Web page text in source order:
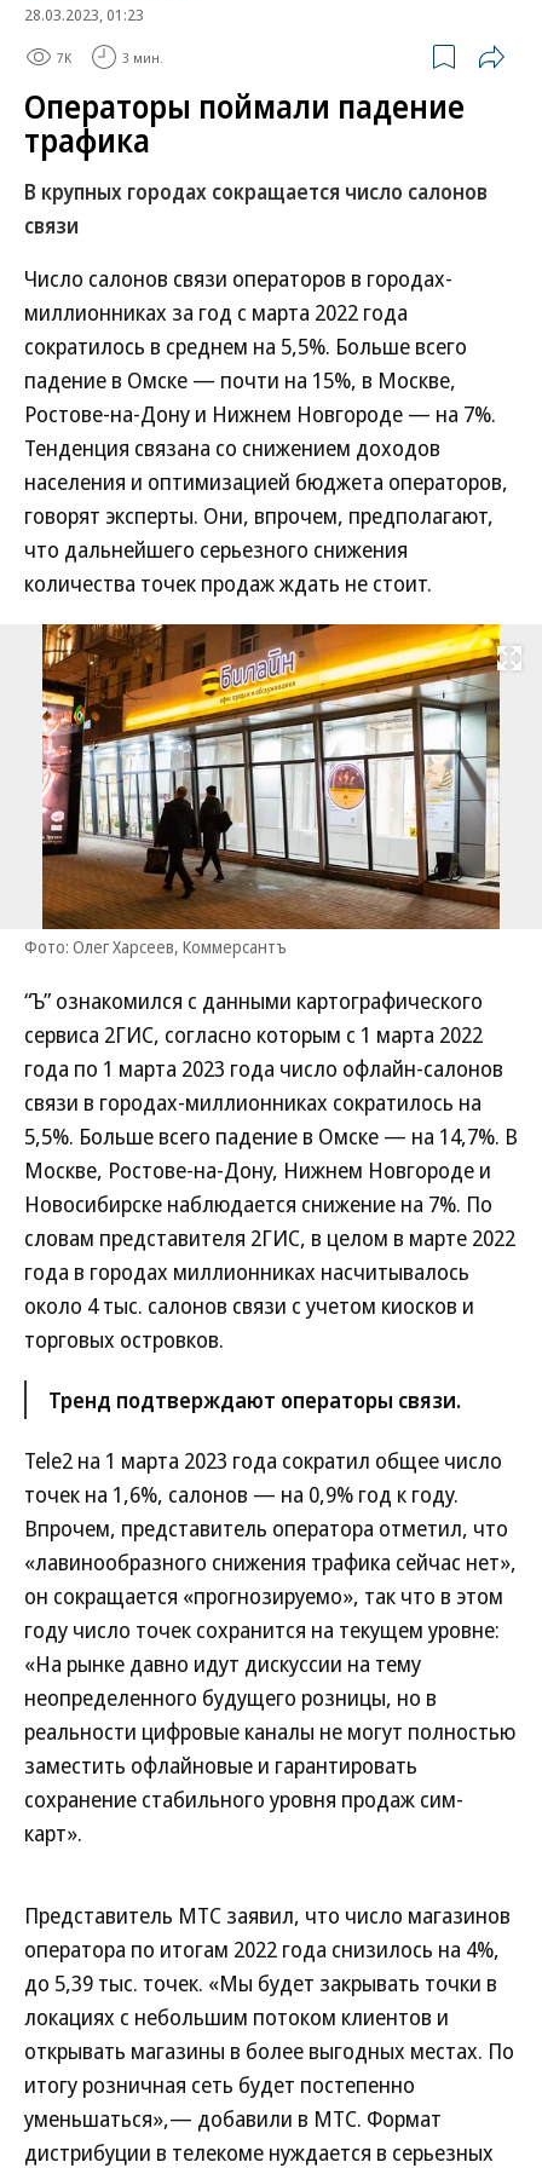
28.03.2023, 01:23
7K 3 мин.
Операторы поймали падение
трафика
В крупных городах сокращается число салонов
связи
Число салонов связи операторов в городах-
миллионниках за год с марта 2022 года
сократилось в среднем на 5,5%. Больше всего
падение в Омске — почти на 15%, в Москве,
Ростове-на-Дону и Нижнем Новгороде — на 7%.
Тенденция связана со снижением доходов
населения и оптимизацией бюджета операторов,
говорят эксперты. Они, впрочем, предполагают,
что дальнейшего серьезного снижения
количества точек продаж ждать не стоит.
Развернуть
Фото: Олег Харсеев, Коммерсантъ
“Ъ” ознакомился с данными картографического
сервиса 2ГИС, согласно которым с 1 марта 2022
года по 1 марта 2023 года число офлайн-салонов
связи в городах-миллионниках сократилось на
5,5%. Больше всего падение в Омске — на 14,7%. В
Москве, Ростове-на-Дону, Нижнем Новгороде и
Новосибирске наблюдается снижение на 7%. По
словам представителя 2ГИС, в целом в марте 2022
года в городах миллионниках насчитывалось
около 4 тыс. салонов связи с учетом киосков и
торговых островков.
Тренд подтверждают операторы связи.
Tele2 на 1 марта 2023 года сократил общее число
точек на 1,6%, салонов — на 0,9% год к году.
Впрочем, представитель оператора отметил, что
«лавинообразного снижения трафика сейчас нет»,
он сокращается «прогнозируемо», так что в этом
году число точек сохранится на текущем уровне:
«На рынке давно идут дискуссии на тему
неопределенного будущего розницы, но в
реальности цифровые каналы не могут полностью
заместить офлайновые и гарантировать
сохранение стабильного уровня продаж сим-
карт».
Представитель МТС заявил, что число магазинов
оператора по итогам 2022 года снизилось на 4%,
до 5,39 тыс. точек. «Мы будет закрывать точки в
локациях с небольшим потоком клиентов и
открывать магазины в более выгодных местах. По
итогу розничная сеть будет постепенно
уменьшаться»,— добавили в МТС. Формат
дистрибуции в телекоме нуждается в серьезных